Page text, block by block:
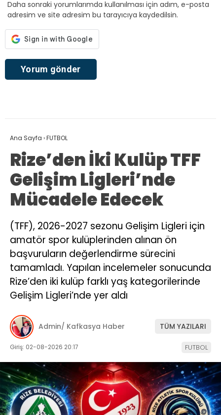
Daha sonraki yorumlarımda kullanılması için adım, e-posta
adresim ve site adresim bu tarayıcıya kaydedilsin.
Ana Sayfa ›FUTBOL
Rize’den İki Kulüp TFF
Gelişim Ligleri’nde
Mücadele Edecek
(TFF), 2026-2027 sezonu Gelişim Ligleri için
amatör spor kulüplerinden alınan ön
başvuruların değerlendirme sürecini
tamamladı. Yapılan incelemeler sonucunda
Rize’den iki kulüp farklı yaş kategorilerinde
Gelişim Ligleri’nde yer aldı
Admin/ Kafkasya Haber TÜM YAZILARI
Giriş: 02-08-2026 20:17 FUTBOL